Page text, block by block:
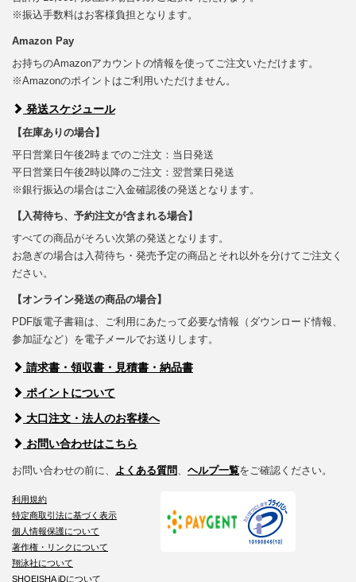
※振込手数料はお客様負担となります。
Amazon Pay
お持ちのAmazonアカウントの情報を使ってご注文いただけます。
※Amazonのポイントはご利用いただけません。
発送スケジュール
【在庫ありの場合】
平日営業日午後2時までのご注文：当日発送
平日営業日午後2時以降のご注文：翌営業日発送
※銀行振込の場合はご入金確認後の発送となります。
【入荷待ち、予約注文が含まれる場合】
すべての商品がそろい次第の発送となります。
お急ぎの場合は入荷待ち・発売予定の商品とそれ以外を分けてご注文く
ださい。
【オンライン発送の商品の場合】
PDF版電子書籍は、ご利用にあたって必要な情報（ダウンロード情報、
参加証など）を電子メールでお送りします。
請求書・領収書・見積書・納品書
ポイントについて
大口注文・法人のお客様へ
お問い合わせはこちら
お問い合わせの前に、 よくある質問 ヘルプ一覧をご確認ください。
利用規約
特定商取引法に基づく表示
個人情報保護について
著作権・リンクについて
翔泳社について
SHOEISHA iDについて